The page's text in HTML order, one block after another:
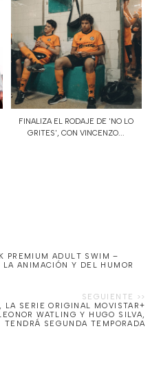
FINALIZA EL RODAJE DE 'NO LO
GRITES', CON VINCENZO...
PREMIUM ADULT SWIM –
ANIMACIÓN Y DEL HUMOR
LA SERIE ORIGINAL MOVISTAR+
WATLING Y HUGO SILVA,
TENDRÁ SEGUNDA TEMPORADA